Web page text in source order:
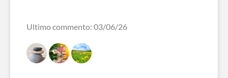
Ultimo commento: 03/06/26